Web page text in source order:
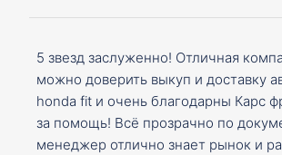
5 звезд заслуженно! Отличная
можно доверить выкуп и доставку
honda fit и очень благодарны Карс
за помощь! Всё прозрачно по
менеджер отлично знает рынок и